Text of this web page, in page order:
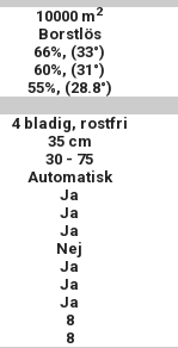
10000 m2
Borstlös
66%, (33°)
60%, (31°)
55%, (28.8°)
4 bladig, rostfri
35 cm
30 - 75
Automatisk
Ja
Ja
Ja
Nej
Ja
Ja
Ja
8
8